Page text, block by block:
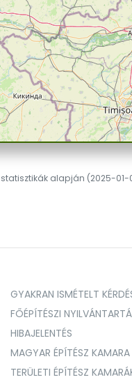
alapján (2025-01-
GYAKRAN ISMÉTELT
FŐÉPÍTÉSZI
HIBAJELENTÉS
MAGYAR ÉPÍTÉSZ KAMARA
TERÜLETI ÉPÍTÉSZ